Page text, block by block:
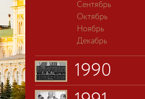
Сентябрь
Октябрь
Ноябрь
Декабрь
1990